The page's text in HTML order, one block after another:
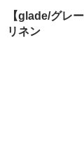
【glade/グレ
リネン